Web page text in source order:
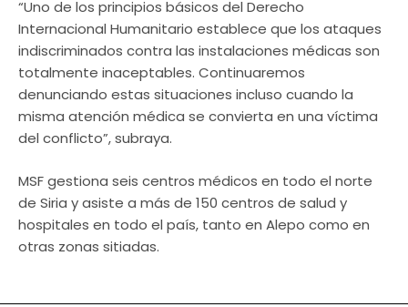
“Uno de los principios básicos del Derecho
Internacional Humanitario establece que los ataques
indiscriminados contra las instalaciones médicas son
totalmente inaceptables. Continuaremos
denunciando estas situaciones incluso cuando la
misma atención médica se convierta en una víctima
del conflicto”, subraya.
MSF gestiona seis centros médicos en todo el norte
de Siria y asiste a más de 150 centros de salud y
hospitales en todo el país, tanto en Alepo como en
otras zonas sitiadas.